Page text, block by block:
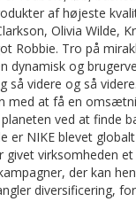
af højeste
Olivia Wilde,
Robbie. Tro på
dynamisk og
videre og så
at få en
ved at finde
er NIKE blevet
virksomheden
der kan
diversificering,